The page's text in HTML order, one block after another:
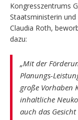
Kongresszentrums
Staatsministerin
Claudia Roth,
dazu:
„Mit der
Planungs-
große Vorhaben
inhaltliche
auch das